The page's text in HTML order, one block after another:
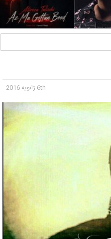
6th ژانویه 2016